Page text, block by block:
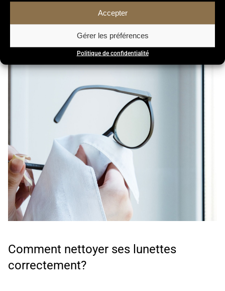
Accepter
Gérer les préférences
Politique de confidentialité
Comment nettoyer ses lunettes
correctement?